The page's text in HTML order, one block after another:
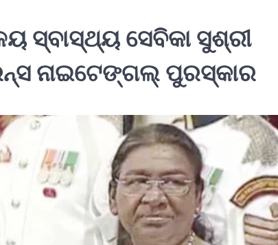
ସ୍ବାସ୍ଥ୍ୟ ସେବିକା ସୁଶ୍ରୀ
ନାଇଟେଙ୍ଗଲ୍ ପୁରସ୍କାର